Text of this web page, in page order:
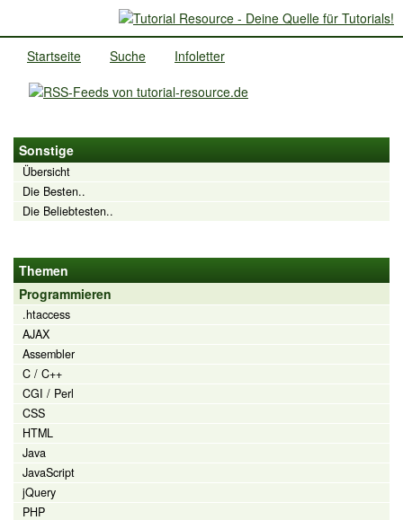
Startseite Suche Infoletter
Sonstige
Übersicht
Die Besten..
Die Beliebtesten..
Themen
Programmieren
.htaccess
AJAX
Assembler
C / C++
CGI / Perl
CSS
HTML
Java
JavaScript
jQuery
PHP